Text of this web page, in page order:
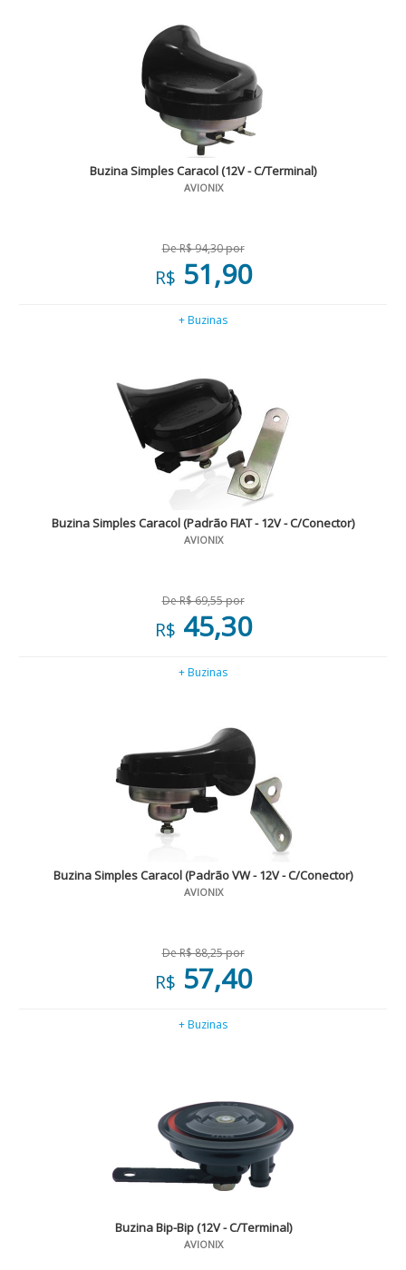
Buzina Simples Caracol (12V - C/Terminal)
AVIONIX
De R$ 94,30 por
R$ 51,90
+ Buzinas
Buzina Simples Caracol (Padrão FIAT - 12V - C/Conector)
AVIONIX
De R$ 69,55 por
R$ 45,30
+ Buzinas
Buzina Simples Caracol (Padrão VW - 12V - C/Conector)
AVIONIX
De R$ 88,25 por
R$ 57,40
+ Buzinas
Buzina Bip-Bip (12V - C/Terminal)
AVIONIX